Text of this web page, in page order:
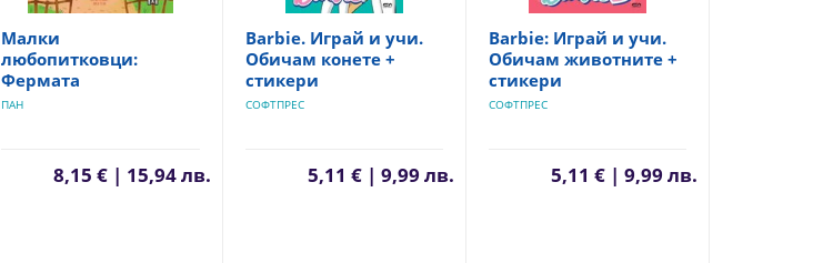
Малки
любопитковци:
Фермата
ПАН
8,15 € | 15,94 лв.
Barbie. Играй и учи.
Обичам конете +
стикери
СОФТПРЕС
5,11 € | 9,99 лв.
Barbie: Играй и учи.
Обичам животните +
стикери
СОФТПРЕС
5,11 € | 9,99 лв.